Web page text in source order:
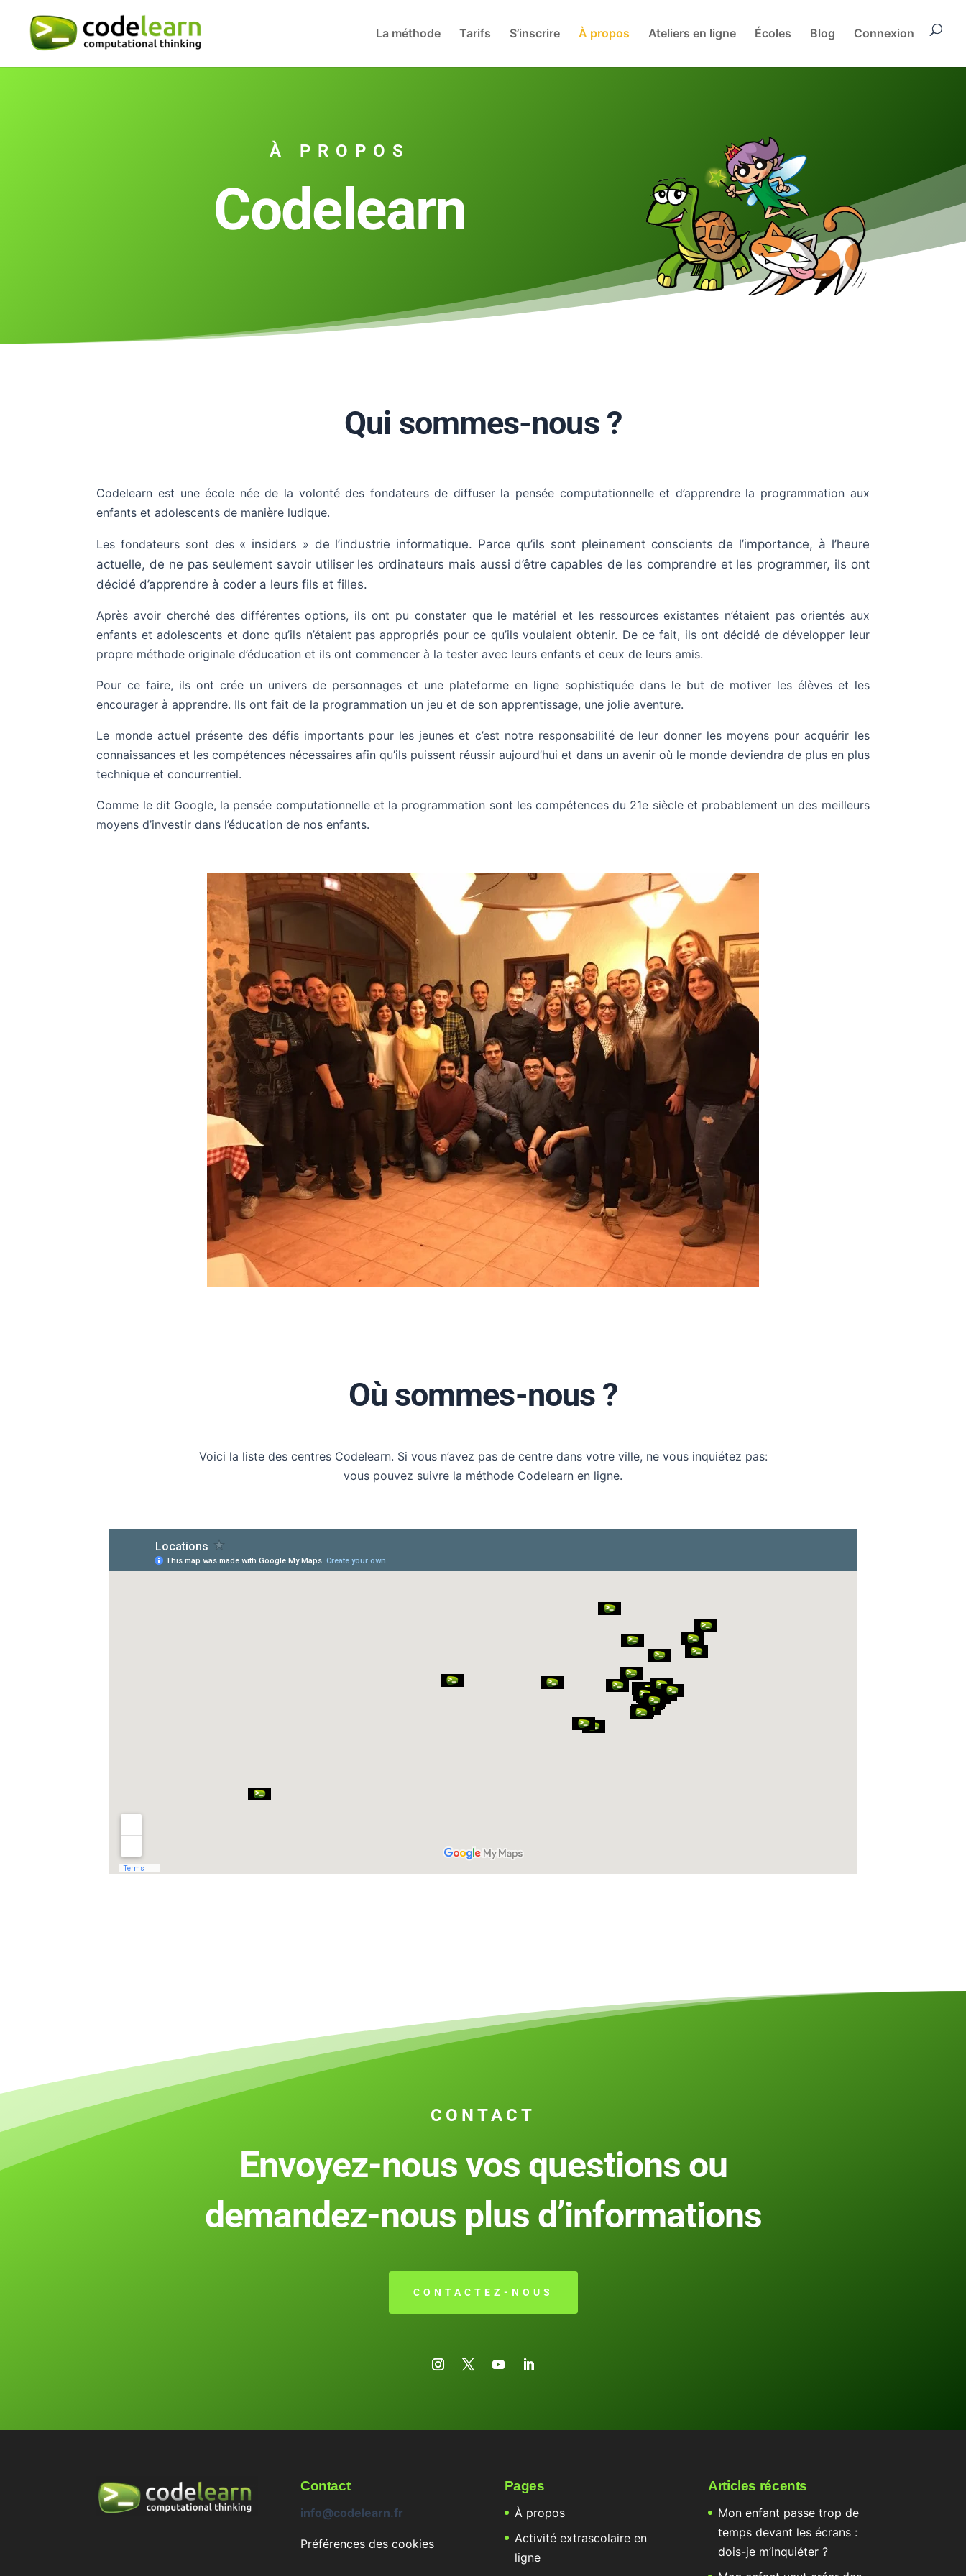
La méthode Tarifs S’inscrire À propos Ateliers en ligne Écoles Blog Connexion
À PROPOS
Codelearn
Qui sommes-nous ?
Codelearn est une école née de la volonté des fondateurs de diffuser la pensée computationnelle et d’apprendre la programmation aux
enfants et adolescents de manière ludique.
Les fondateurs sont des « insiders » de l’industrie informatique. Parce qu’ils sont pleinement conscients de l’importance, à l’heure
actuelle, de ne pas seulement savoir utiliser les ordinateurs mais aussi d’être capables de les comprendre et les programmer, ils ont
décidé d’apprendre à coder a leurs fils et filles.
Après avoir cherché des différentes options, ils ont pu constater que le matériel et les ressources existantes n’étaient pas orientés aux
enfants et adolescents et donc qu’ils n’étaient pas appropriés pour ce qu’ils voulaient obtenir. De ce fait, ils ont décidé de développer leur
propre méthode originale d’éducation et ils ont commencer à la tester avec leurs enfants et ceux de leurs amis.
Pour ce faire, ils ont crée un univers de personnages et une plateforme en ligne sophistiquée dans le but de motiver les élèves et les
encourager à apprendre. Ils ont fait de la programmation un jeu et de son apprentissage, une jolie aventure.
Le monde actuel présente des défis importants pour les jeunes et c’est notre responsabilité de leur donner les moyens pour acquérir les
connaissances et les compétences nécessaires afin qu’ils puissent réussir aujourd’hui et dans un avenir où le monde deviendra de plus en plus
technique et concurrentiel.
Comme le dit Google, la pensée computationnelle et la programmation sont les compétences du 21e siècle et probablement un des meilleurs
moyens d’investir dans l’éducation de nos enfants.
Où sommes-nous ?
Voici la liste des centres Codelearn. Si vous n’avez pas de centre dans votre ville, ne vous inquiétez pas:
vous pouvez suivre la méthode Codelearn en ligne.
CONTACT
Envoyez-nous vos questions ou
demandez-nous plus d’informations
CONTACTEZ-NOUS
Contact
info@codelearn.fr
Préférences des cookies
Pages
À propos
Activité extrascolaire en
ligne
Articles récents
Mon enfant passe trop de
temps devant les écrans :
dois-je m’inquiéter ?